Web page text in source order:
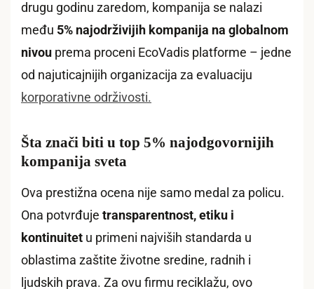
drugu godinu zaredom, kompanija se nalazi
među 5% najodrživijih kompanija na globalnom
nivou prema proceni EcoVadis platforme – jedne
od najuticajnijih organizacija za evaluaciju
korporativne održivosti.
Šta znači biti u top 5% najodgovornijih
kompanija sveta
Ova prestižna ocena nije samo medal za policu.
Ona potvrđuje transparentnost, etiku i
kontinuitet u primeni najviših standarda u
oblastima zaštite životne sredine, radnih i
ljudskih prava. Za ovu firmu reciklažu, ovo